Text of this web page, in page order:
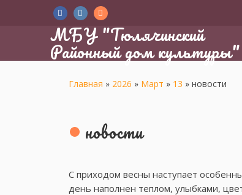
МБУ "Тюлячинский
Районный дом культуры"
Главная » 2026 » Март » 13 » новости
новости
С приходом весны наступает
день наполнен теплом, улыбками,